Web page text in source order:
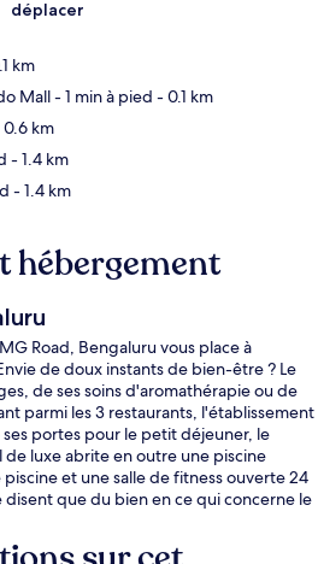
déplacer
km
Mall- 1 min à pied - 0.1 km
km
- 1.4 km
- 1.4 km
hébergement
Road, Bengaluru vous place à
de doux instants de bien-être ? Le
de ses soins d'aromathérapie ou de
parmi les 3 restaurants, l'établissement
portes pour le petit déjeuner, le
luxe abrite en outre une piscine
et une salle de fitness ouverte 24
disent que du bien en ce qui concerne le
: Station Trinity se trouve à 5 min